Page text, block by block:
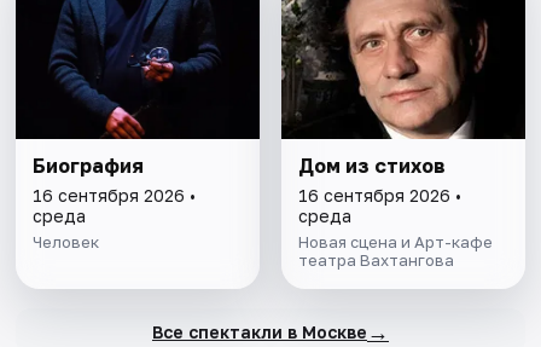
Биография
16 сентября 2026 •
среда
Человек
Дом из стихов
16 сентября 2026 •
среда
Новая сцена и Арт-кафе
театра Вахтангова
Все спектакли в Москве →